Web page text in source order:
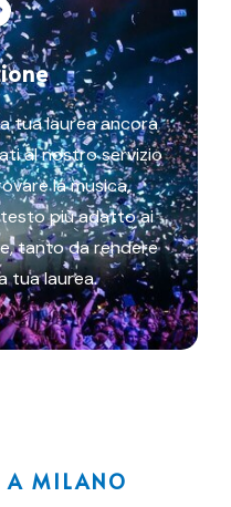
tua laurea ancora
al nostro servizio
la musica,
più adatto ai
tanto da rendere
tua laurea.
A MILANO